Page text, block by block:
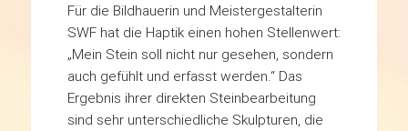
Für die Bildhauerin und Meistergestalterin
SWF hat die Haptik einen hohen Stellenwert:
„Mein Stein soll nicht nur gesehen, sondern
auch gefühlt und erfasst werden.“ Das
Ergebnis ihrer direkten Steinbearbeitung
sind sehr unterschiedliche Skulpturen, die